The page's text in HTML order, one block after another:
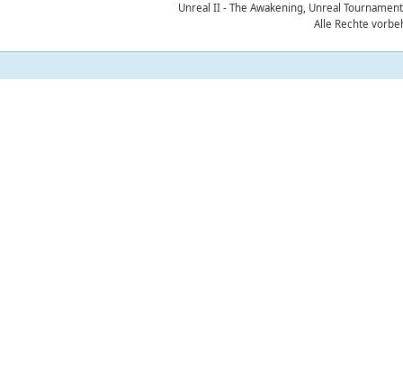
Unreal II - The Awakening, Unreal
Alle Rechte